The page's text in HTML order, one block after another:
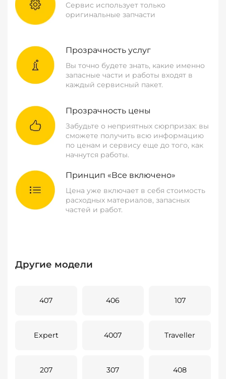
Сервис использует только
оригинальные запчасти
Прозрачность услуг
Вы точно будете знать, какие именно
запасные части и работы входят в
каждый сервисный пакет.
Прозрачность цены
Забудьте о неприятных сюрпризах: вы
сможете получить всю информацию
по ценам и сервису еще до того, как
начнутся работы.
Принцип «Все включено»
Цена уже включает в себя стоимость
расходных материалов, запасных
частей и работ.
Другие модели
407 406 107
Expert 4007 Traveller
207 307 408